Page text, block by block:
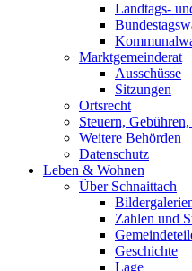
Landtags-
Marktgemeinderat
Ausschüsse
Sitzungen
Ortsrecht
Steuern,
Weitere Behörden
Datenschutz
Leben & Wohnen
Über Schnaittach
Zahlen und
Geschichte
Lage